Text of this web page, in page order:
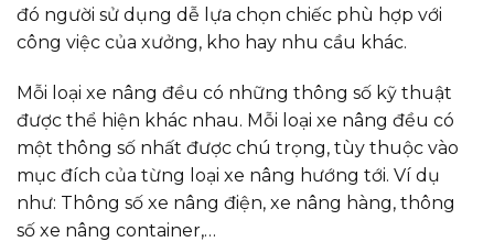
đó người sử dụng dễ lựa chọn chiếc phù hợp với
công việc của xưởng, kho hay nhu cầu khác.
Mỗi loại xe nâng đều có những thông số kỹ thuật
được thể hiện khác nhau. Mỗi loại xe nâng đều có
một thông số nhất được chú trọng, tùy thuộc vào
mục đích của từng loại xe nâng hướng tới. Ví dụ
như: Thông số xe nâng điện, xe nâng hàng, thông
số xe nâng container,…